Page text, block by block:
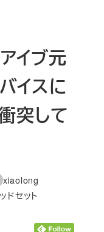
イブ元
イスに
突して
xiaolong
ドセット